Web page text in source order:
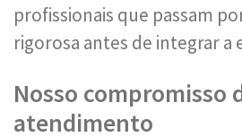
profissionais que passam
rigorosa antes de integrar a
Nosso compromisso
atendimento